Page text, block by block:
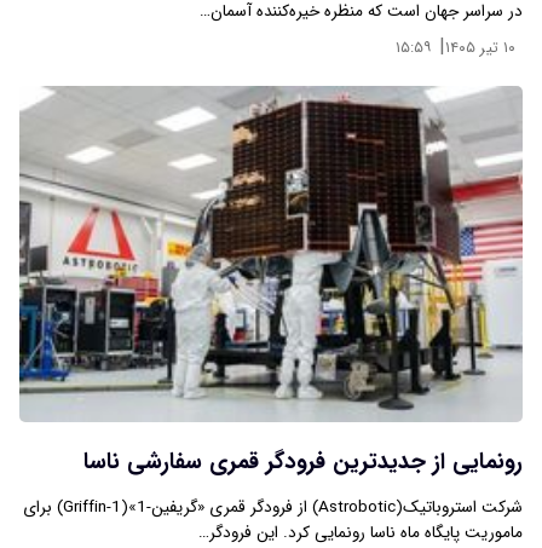
در سراسر جهان است که منظره‌ خیره‌کننده‌ آسمان…
۱۰ تیر ۱۴۰۵ | ۱۵:۵۹
رونمایی از جدیدترین فرودگر قمری سفارشی ناسا
شرکت استروباتیک(Astrobotic) از فرودگر قمری «گریفین-1»(Griffin-1) برای
ماموریت پایگاه ماه ناسا رونمایی کرد. این فرودگر…